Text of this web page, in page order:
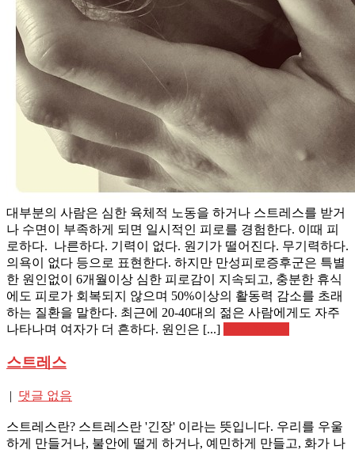
대부분의 사람은 심한 육체적 노동을 하거나 스트레스를 받거
나 수면이 부족하게 되면 일시적인 피로를 경험한다. 이때 피
로하다. 나른하다. 기력이 없다. 원기가 떨어진다. 무기력하다.
의욕이 없다 등으로 표현한다. 하지만 만성피로증후군은 특별
한 원인없이 6개월이상 심한 피로감이 지속되고, 충분한 휴식
에도 피로가 회복되지 않으며 50%이상의 활동력 감소를 초래
하는 질환을 말한다. 최근에 20-40대의 젊은 사람에게도 자주
나타나며 여자가 더 흔하다. 원인은 [...]
스트레스
| 댓글 없음
스트레스란? 스트레스란 '긴장' 이라는 뜻입니다. 우리를 우울
하게 만들거나, 불안에 떨게 하거나, 예민하게 만들고, 화가 나